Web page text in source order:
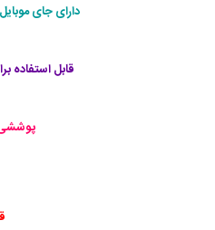
دارای جای
قابل استفاده
پوششی